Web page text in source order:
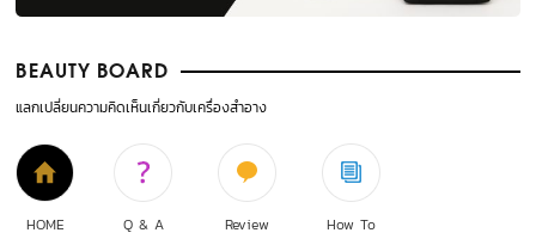
BEAUTY BOARD
แลกเปลี่ยนความคิดเห็นเกี่ยวกับเครื่องสำอาง
HOME Q & A Review How To